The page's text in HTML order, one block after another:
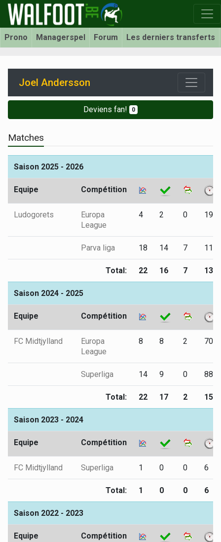
Prono Managerspel Forum Les derniers transferts
Joel Andersson
Deviens fan! 0
Matches
Saison 2025 - 2026
Equipe Compétition
Ludogorets
Europa
League
4 2 0 190
Parva liga 18 14 7
Total: 22 16 7
Saison 2024 - 2025
Equipe Compétition
FC Midtjylland
Europa
League
8 8 2 706
Superliga 14 9 0 889
Total: 22 17 2
Saison 2023 - 2024
Equipe Compétition
FC Midtjylland Superliga 1 0 0 6
Total: 1 0 0 6
Saison 2022 - 2023
Equipe Compétition